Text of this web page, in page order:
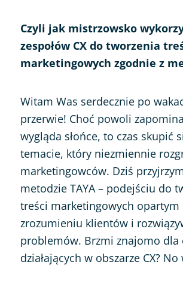
Czyli jak mistrzowsko
zespołów CX do tworzenia
marketingowych zgodnie z
Witam Was serdecznie po
przerwie! Choć powoli
wygląda słońce, to czas skupić
temacie, który niezmiennie
marketingowców. Dziś
metodzie TAYA – podejściu do
treści marketingowych opartym
zrozumieniu klientów i
problemów. Brzmi znajomo dla
działających w obszarze CX? No